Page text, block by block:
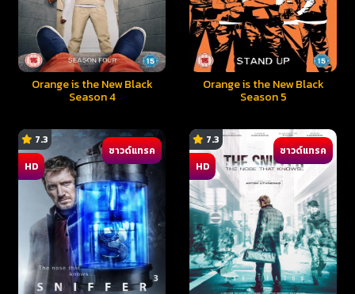
Orange is the New Black
Season 4
Orange is the New Black
Season 5
7.3
HD
ซาวด์แทรค
7.3
HD
ซาวด์แทรค